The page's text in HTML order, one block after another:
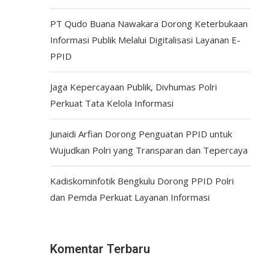
PT Qudo Buana Nawakara Dorong Keterbukaan
Informasi Publik Melalui Digitalisasi Layanan E-
PPID
Jaga Kepercayaan Publik, Divhumas Polri
Perkuat Tata Kelola Informasi
Junaidi Arfian Dorong Penguatan PPID untuk
Wujudkan Polri yang Transparan dan Tepercaya
Kadiskominfotik Bengkulu Dorong PPID Polri
dan Pemda Perkuat Layanan Informasi
Komentar Terbaru